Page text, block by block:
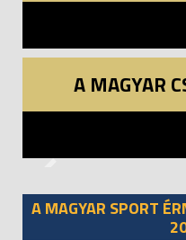
A MAGYAR
A MAGYAR SPORT